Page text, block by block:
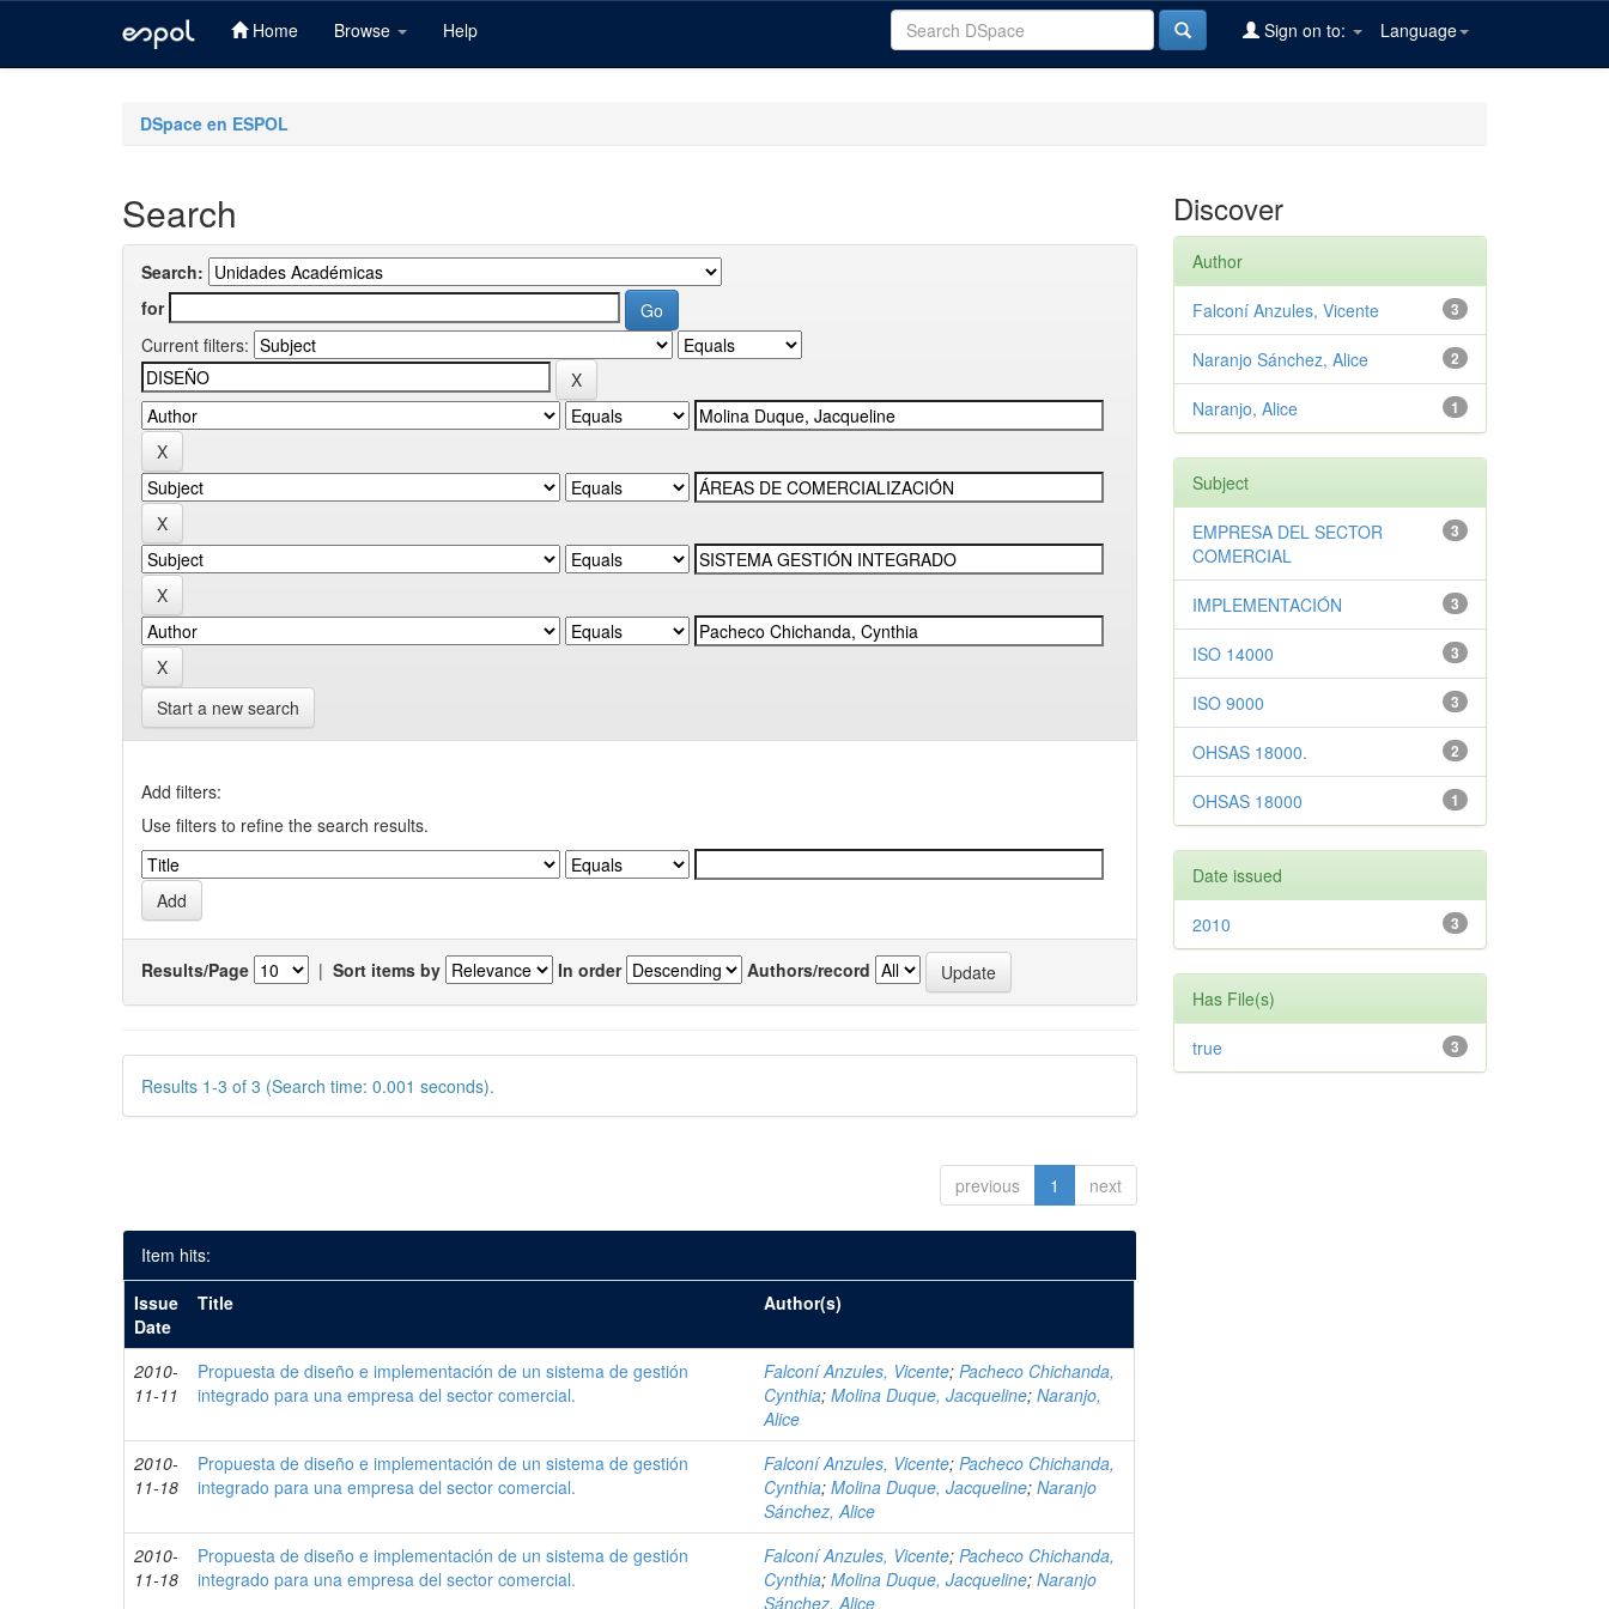
Home Browse Help Language
Sign on to:
DSpace en ESPOL
Search
Search:
for
Current filters:
Start a new search
Add filters:
Use filters to refine the search results.
Results/Page | Sort items by In order Authors/record
Results 1-3 of 3 (Search time: 0.001 seconds).
previous 1 next
Item hits:
Issue
Date
Title Author(s)
2010-
11-11
Propuesta de diseño e implementación de un sistema de gestión
integrado para una empresa del sector comercial.
Falconí Anzules, Vicente;Pacheco Chichanda,
Cynthia;Molina Duque, Jacqueline;Naranjo,
Alice
2010-
11-18
Propuesta de diseño e implementación de un sistema de gestión
integrado para una empresa del sector comercial.
Falconí Anzules, Vicente;Pacheco Chichanda,
Cynthia;Molina Duque, Jacqueline;Naranjo
Sánchez, Alice
2010-
11-18
Propuesta de diseño e implementación de un sistema de gestión
integrado para una empresa del sector comercial.
Falconí Anzules, Vicente;Pacheco Chichanda,
Cynthia;Molina Duque, Jacqueline;Naranjo
Sánchez, Alice
Discover
Author
3
Falconí Anzules, Vicente
2
Naranjo Sánchez, Alice
1
Naranjo, Alice
Subject
3
EMPRESA DEL SECTOR
COMERCIAL
3
IMPLEMENTACIÓN
3
ISO 14000
3
ISO 9000
2
OHSAS 18000.
1
OHSAS 18000
Date issued
3
2010
Has File(s)
3
true